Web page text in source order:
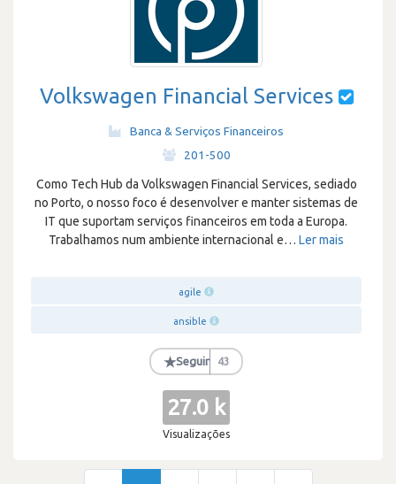
Volkswagen Financial Services
Banca & Serviços Financeiros
201-500
Como Tech Hub da Volkswagen Financial Services, sediado
no Porto, o nosso foco é desenvolver e manter sistemas de
IT que suportam serviços financeiros em toda a Europa.
Trabalhamos num ambiente internacional e… Ler mais
agile
ansible
★Seguir 43
27.0 k
Visualizações